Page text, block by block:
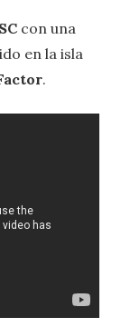
con una
en la isla
.